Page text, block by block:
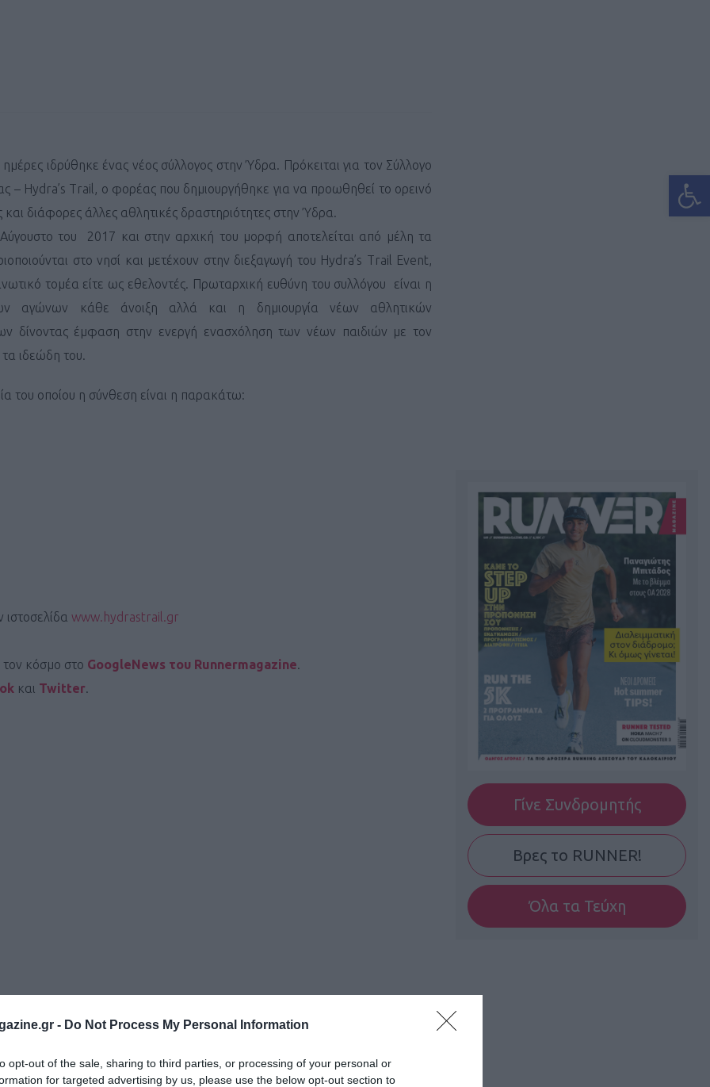
- Do Not Process My Personal Information
opt-out of the sale, sharing to third parties, or processing of your personal or
for targeted advertising by us, please use the below opt-out section to
ημέρες ιδρύθηκε ένας νέος σύλλογος στην Ύδρα. Πρόκειται για τον Σύλλογο
– Hydra’s Trail, ο φορέας που δημιουργήθηκε για να προωθηθεί το ορεινό
και διάφορες άλλες αθλητικές δραστηριότητες στην Ύδρα.
του 2017 και στην αρχική του μορφή αποτελείται από μέλη τα
στο νησί και μετέχουν στην διεξαγωγή του Hydra’s Trail Event,
τομέα είτε ως εθελοντές. Πρωταρχική ευθύνη του συλλόγου είναι η
αγώνων κάθε άνοιξη αλλά και η δημιουργία νέων αθλητικών
δίνοντας έμφαση στην ενεργή ενασχόληση των νέων παιδιών με τον
ιδεώδη του.
του οποίου η σύνθεση είναι η παρακάτω:
ιστοσελίδα www.hydrastrail.gr
κόσμο στο GoogleNews του Runnermagazine.
και Twitter.
Γίνε Συνδρομητής
Βρες το RUNNER!
Όλα τα Τεύχη